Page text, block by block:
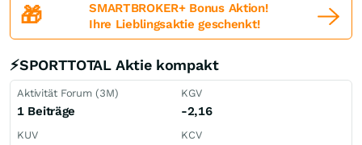
🎁
SMARTBROKER+ Bonus Aktion!
Ihre Lieblingsaktie geschenkt!
⚡SPORTTOTAL Aktie kompakt
Aktivität Forum (3M)
1 Beiträge
KGV
-2,16
KUV KCV